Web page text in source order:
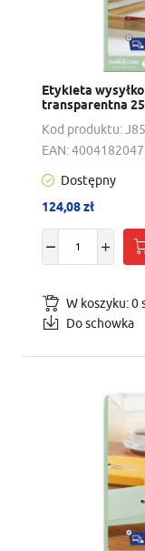
Kod produktu:
Etykieta
transparentna
EAN:
Dostępny
124,08 zł
W koszyku:0
Do schowka